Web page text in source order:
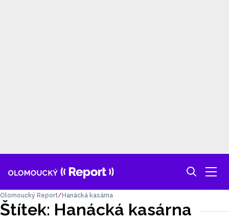
Štítek: Hanácká kasárna
Olomoucký Report Hanácká kasárna